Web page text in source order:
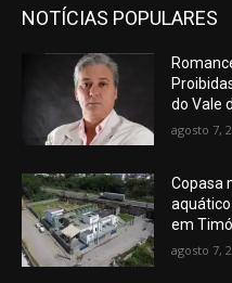
NOTÍCIAS POPULARES
do Vale
agosto 7,
Copasa
em
agosto 7,